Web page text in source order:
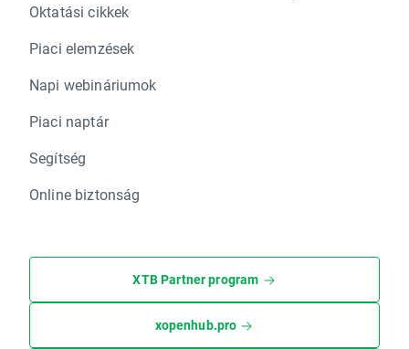
Oktatási cikkek
Piaci elemzések
Napi webináriumok
Piaci naptár
Segítség
Online biztonság
XTB Partner program
xopenhub.pro